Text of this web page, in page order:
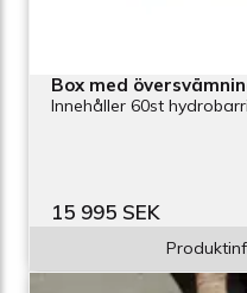
Box med
Innehåller 60st
15 995 SEK